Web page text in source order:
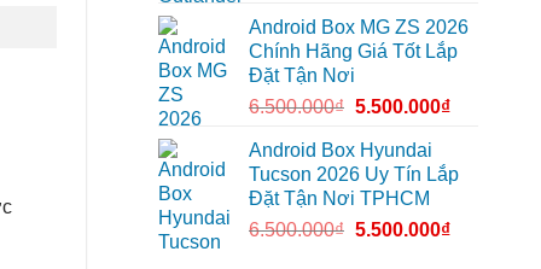
Android Box MG ZS 2026
Chính Hãng Giá Tốt Lắp
Đặt Tận Nơi
6.500.000₫ 5.500.000₫
Android Box Hyundai
Tucson 2026 Uy Tín Lắp
Đặt Tận Nơi TPHCM
6.500.000₫ 5.500.000₫